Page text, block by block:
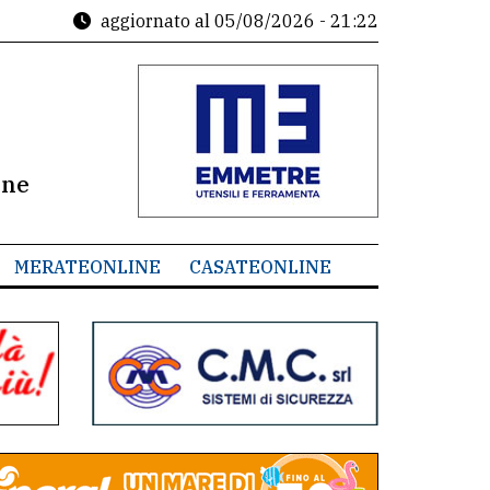
aggiornato al 05/08/2026 - 21:22
MERATEONLINE CASATEONLINE